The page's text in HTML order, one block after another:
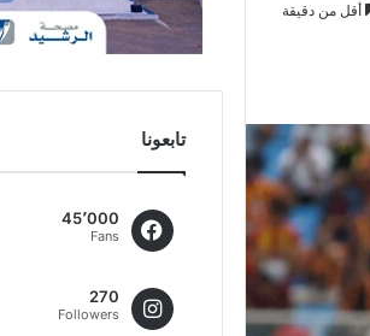
أقل من دقيقة
تابعونا
45٬000
Fans
270
Followers